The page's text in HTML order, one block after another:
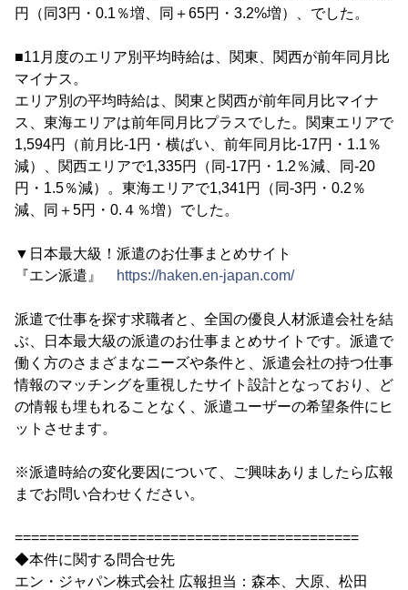
円（同3円・0.1％増、同＋65円・3.2%増）、でした。
■11月度のエリア別平均時給は、関東、関西が前年同月比
マイナス。
エリア別の平均時給は、関東と関西が前年同月比マイナ
ス、東海エリアは前年同月比プラスでした。関東エリアで
1,594円（前月比-1円・横ばい、前年同月比-17円・1.1％
減）、関西エリアで1,335円（同-17円・1.2％減、同-20
円・1.5％減）。東海エリアで1,341円（同-3円・0.2％
減、同＋5円・0.４％増）でした。
▼日本最大級！派遣のお仕事まとめサイト
『エン派遣』
https://haken.en-japan.com/
派遣で仕事を探す求職者と、全国の優良人材派遣会社を結
ぶ、日本最大級の派遣のお仕事まとめサイトです。派遣で
働く方のさまざまなニーズや条件と、派遣会社の持つ仕事
情報のマッチングを重視したサイト設計となっており、ど
の情報も埋もれることなく、派遣ユーザーの希望条件にヒ
ットさせます。
※派遣時給の変化要因について、ご興味ありましたら広報
までお問い合わせください。
==========================================
◆本件に関する問合せ先
エン・ジャパン株式会社 広報担当：森本、大原、松田